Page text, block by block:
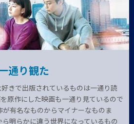
通り観た
きで出版されているものは一通り読
原作にした映画も一通り見ているので
有名なものからマイナーなものま
明らかに違う世界になっているもの